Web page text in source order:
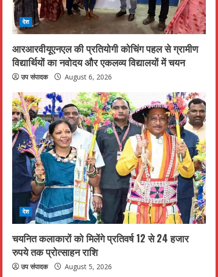
d
i
n
g
देश
आरआरवीयूएनएल की प्रतियोगी कोचिंग पहल से ग्रामीण
विद्यार्थियों का नवोदय और एकलव्य विद्यालयों में चयन
उप संपादक August 6, 2026
देश
चयनित कलाकारों को मिलेंगे प्रतिवर्ष 12 से 24 हजार
रुपये तक प्रोत्साहन राशि
उप संपादक August 5, 2026